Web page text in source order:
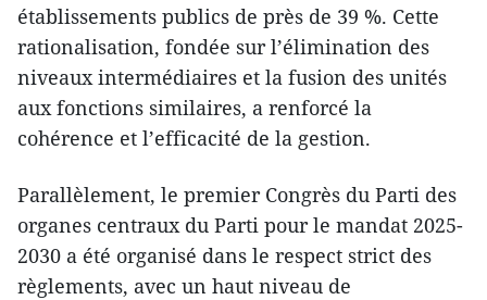
établissements publics de près de 39 %. Cette
rationalisation, fondée sur l’élimination des
niveaux intermédiaires et la fusion des unités
aux fonctions similaires, a renforcé la
cohérence et l’efficacité de la gestion.
Parallèlement, le premier Congrès du Parti des
organes centraux du Parti pour le mandat 2025-
2030 a été organisé dans le respect strict des
règlements, avec un haut niveau de